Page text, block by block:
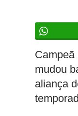
Campeã
mudou
aliança